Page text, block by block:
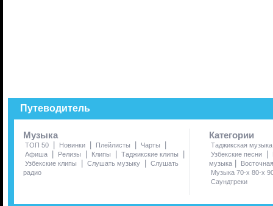
Путеводитель
Музыка
ТОП 50 | Новинки | Плейлисты | Чарты |
Афиша | Релизы | Клипы | Таджикские клипы |
Узбекские клипы | Слушать музыку | Слушать
радио
Категории
Таджикская музыка
Узбекские песни
|
музыка |
Музыка 70-х 80-х
Саундтреки